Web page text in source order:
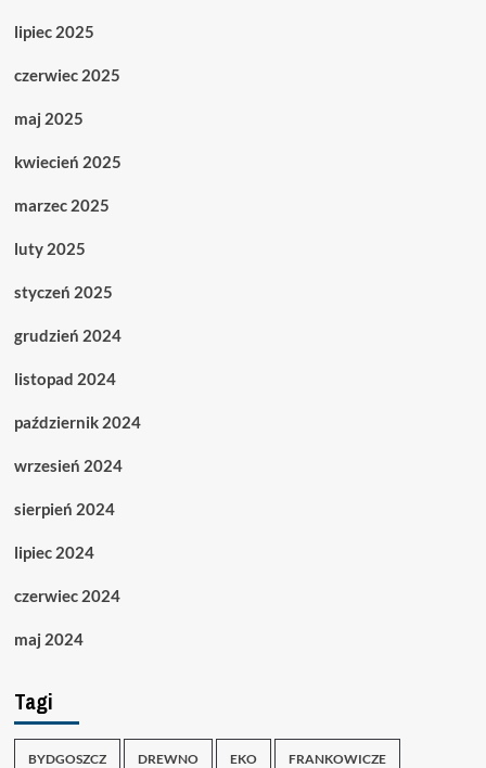
lipiec 2025
czerwiec 2025
maj 2025
kwiecień 2025
marzec 2025
luty 2025
styczeń 2025
grudzień 2024
listopad 2024
październik 2024
wrzesień 2024
sierpień 2024
lipiec 2024
czerwiec 2024
maj 2024
Tagi
BYDGOSZCZ DREWNO EKO FRANKOWICZE